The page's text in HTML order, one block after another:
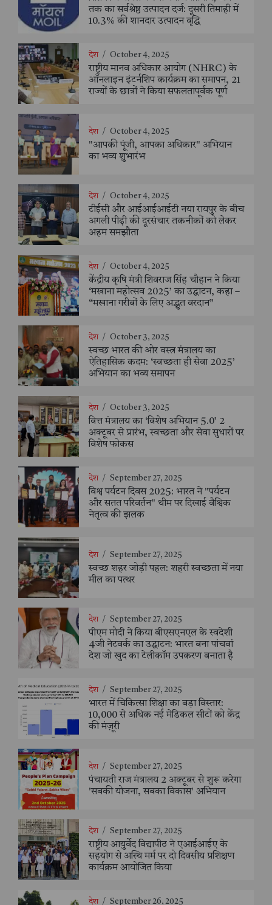
तक का सर्वश्रेष्ठ उत्पादन दर्ज: दूसरी तिमाही में
10.3% की शानदार उत्पादन वृद्धि
देश / October 4, 2025
राष्ट्रीय मानव अधिकार आयोग (NHRC) के
ऑनलाइन इंटर्नशिप कार्यक्रम का समापन, 21
राज्यों के छात्रों ने किया सफलतापूर्वक पूर्ण
देश / October 4, 2025
"आपकी पूंजी, आपका अधिकार" अभियान
का भव्य शुभारंभ
देश / October 4, 2025
टीईसी और आईआईआईटी नया रायपुर के बीच
अगली पीढ़ी की दूरसंचार तकनीकों को लेकर
अहम समझौता
देश / October 4, 2025
केंद्रीय कृषि मंत्री शिवराज सिंह चौहान ने किया
‘मखाना महोत्सव 2025’ का उद्घाटन, कहा –
“मखाना गरीबों के लिए अद्भुत वरदान”
देश / October 3, 2025
स्वच्छ भारत की ओर वस्त्र मंत्रालय का
ऐतिहासिक कदम: ‘स्वच्छता ही सेवा 2025’
अभियान का भव्य समापन
देश / October 3, 2025
वित्त मंत्रालय का ‘विशेष अभियान 5.0’ 2
अक्टूबर से प्रारंभ, स्वच्छता और सेवा सुधारों पर
विशेष फोकस
देश / September 27, 2025
विश्व पर्यटन दिवस 2025: भारत ने "पर्यटन
और सतत परिवर्तन" थीम पर दिखाई वैश्विक
नेतृत्व की झलक
देश / September 27, 2025
स्वच्छ शहर जोड़ी पहल: शहरी स्वच्छता में नया
मील का पत्थर
देश / September 27, 2025
पीएम मोदी ने किया बीएसएनएल के स्वदेशी
4जी नेटवर्क का उद्घाटन: भारत बना पांचवां
देश जो खुद का टेलीकॉम उपकरण बनाता है
देश / September 27, 2025
भारत में चिकित्सा शिक्षा का बड़ा विस्तार:
10,000 से अधिक नई मेडिकल सीटों को केंद्र
की मंज़ूरी
देश / September 27, 2025
पंचायती राज मंत्रालय 2 अक्टूबर से शुरू करेगा
'सबकी योजना, सबका विकास' अभियान
देश / September 27, 2025
राष्ट्रीय आयुर्वेद विद्यापीठ ने एआईआईए के
सहयोग से अस्थि मर्म पर दो दिवसीय प्रशिक्षण
कार्यक्रम आयोजित किया
देश / September 26, 2025